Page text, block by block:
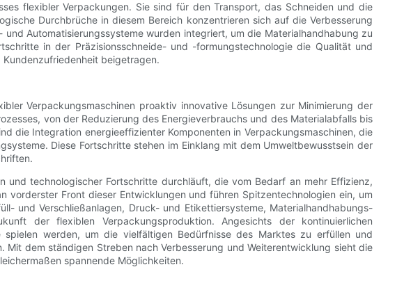
flexibler Verpackungen. Sie sind für den Transport, das Schneiden und die
Durchbrüche in diesem Bereich konzentrieren sich auf die Verbesserung
Automatisierungssysteme wurden integriert, um die Materialhandhabung zu
in der Präzisionsschneide- und -formungstechnologie die Qualität und
beigetragen.
Verpackungsmaschinen proaktiv innovative Lösungen zur Minimierung der
von der Reduzierung des Energieverbrauchs und des Materialabfalls bis
die Integration energieeffizienter Komponenten in Verpackungsmaschinen, die
Diese Fortschritte stehen im Einklang mit dem Umweltbewusstsein der
und technologischer Fortschritte durchläuft, die vom Bedarf an mehr Effizienz,
Front dieser Entwicklungen und führen Spitzentechnologien ein, um
und Verschließanlagen, Druck- und Etikettiersysteme, Materialhandhabungs-
der flexiblen Verpackungsproduktion. Angesichts der kontinuierlichen
werden, um die vielfältigen Bedürfnisse des Marktes zu erfüllen und
dem ständigen Streben nach Verbesserung und Weiterentwicklung sieht die
spannende Möglichkeiten.